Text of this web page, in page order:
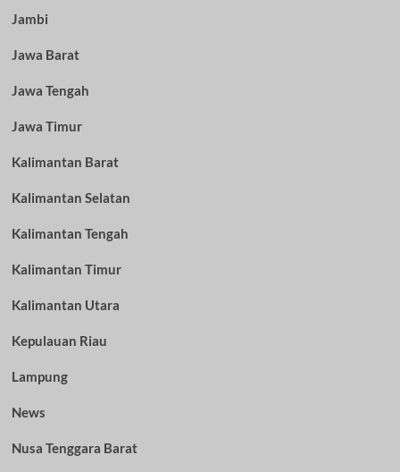
Jambi
Jawa Barat
Jawa Tengah
Jawa Timur
Kalimantan Barat
Kalimantan Selatan
Kalimantan Tengah
Kalimantan Timur
Kalimantan Utara
Kepulauan Riau
Lampung
News
Nusa Tenggara Barat